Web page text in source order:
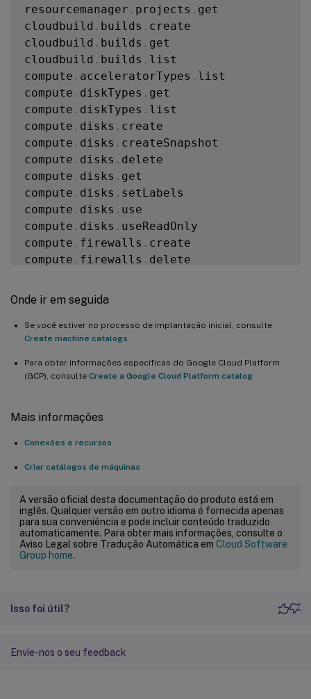
resourcemanager . projects . get
cloudbuild . builds . create
cloudbuild . builds . get
cloudbuild . builds . list
compute . acceleratorTypes . list
compute . diskTypes . get
compute . diskTypes . list
compute . disks . create
compute . disks . createSnapshot
compute . disks . delete
compute . disks . get
compute . disks . setLabels
compute . disks . use
compute . disks . useReadOnly
compute . firewalls . create
compute . firewalls . delete
compute
globalOperations
images
compute.images.delete
compute.images.
compute.images .list
compute.images.setLabels
instanceTemplates
compute .instanceTemplates
compute . instances
attachDisk
compute.instances.create
compute.instances.delete
compute .instances.detachDisk
compute.
compute
compute. instances
Onde ir em seguida
Se você estiver no processo de implantação inicial, consulte
Create machine catalogs
Para obter informações específicas do Google Cloud Platform
(GCP), consulte Create a Google Cloud Platform catalog
Mais informações
Conexões e recursos
Criar catálogos de máquinas
A versão oficial desta documentação do produto está em
inglês. Qualquer versão em outro idioma é fornecida apenas
para sua conveniência e pode incluir conteúdo traduzido
automaticamente. Para obter mais informações, consulte o
Aviso Legal sobre Tradução Automática em Cloud Software
Group home.
Isso foi útil?
Envie-nos o seu feedback